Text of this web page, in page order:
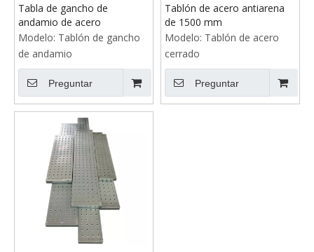
Tabla de gancho de
andamio de acero
Modelo: Tablón de gancho
de andamio
Preguntar
Tablón de acero antiarena
de 1500 mm
Modelo: Tablón de acero
cerrado
Preguntar